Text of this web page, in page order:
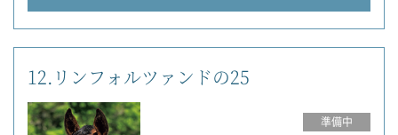
12.リンフォルツァンドの25
準備中